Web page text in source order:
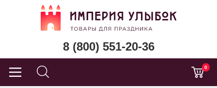
8 (800) 551-20-36
0